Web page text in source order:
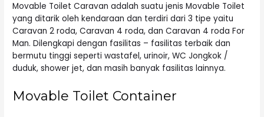
Movable Toilet Caravan adalah suatu jenis Movable Toilet
yang ditarik oleh kendaraan dan terdiri dari 3 tipe yaitu
Caravan 2 roda, Caravan 4 roda, dan Caravan 4 roda For
Man. Dilengkapi dengan fasilitas – fasilitas terbaik dan
bermutu tinggi seperti wastafel, urinoir, WC Jongkok /
duduk, shower jet, dan masih banyak fasilitas lainnya.
Movable Toilet Container